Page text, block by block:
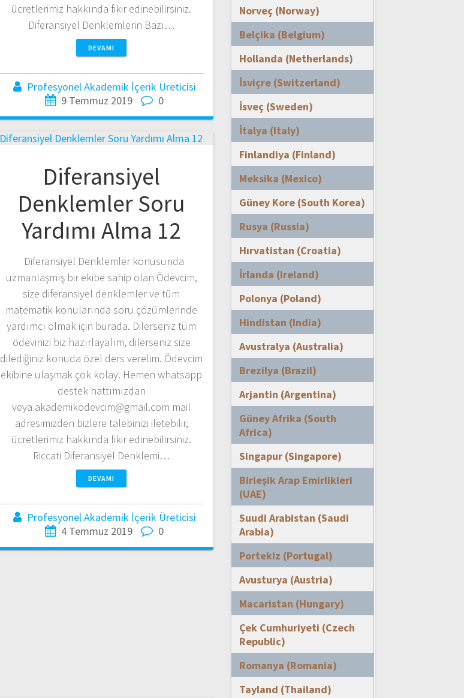
ücretlerimiz hakkında fikir edinebilirsiniz.
Diferansiyel Denklemlerin Bazı…
DEVAMI
Profesyonel Akademik İçerik Üreticisi
9 Temmuz 2019
0
Diferansiyel
Denklemler Soru
Yardımı Alma 12
Diferansiyel Denklemler konusunda
uzmanlaşmış bir ekibe sahip olan Ödevcim,
size diferansiyel denklemler ve tüm
matematik konularında soru çözümlerinde
yardımcı olmak için burada. Dilerseniz tüm
ödevinizi biz hazırlayalım, dilerseniz size
dilediğiniz konuda özel ders verelim. Ödevcim
ekibine ulaşmak çok kolay. Hemen whatsapp
destek hattımızdan
veya akademikodevcim@gmail.com mail
adresimizden bizlere talebinizi iletebilir,
ücretlerimiz hakkında fikir edinebilirsiniz.
Riccati Diferansiyel Denklemi…
DEVAMI
Profesyonel Akademik İçerik Üreticisi
4 Temmuz 2019
0
Norveç (Norway)
Belçika (Belgium)
Hollanda (Netherlands)
İsviçre (Switzerland)
İsveç (Sweden)
İtalya (Italy)
Finlandiya (Finland)
Meksika (Mexico)
Güney Kore (South Korea)
Rusya (Russia)
Hırvatistan (Croatia)
İrlanda (Ireland)
Polonya (Poland)
Hindistan (India)
Avustralya (Australia)
Brezilya (Brazil)
Arjantin (Argentina)
Güney Afrika (South
Africa)
Singapur (Singapore)
Birleşik Arap Emirlikleri
(UAE)
Suudi Arabistan (Saudi
Arabia)
Portekiz (Portugal)
Avusturya (Austria)
Macaristan (Hungary)
Çek Cumhuriyeti (Czech
Republic)
Romanya (Romania)
Tayland (Thailand)